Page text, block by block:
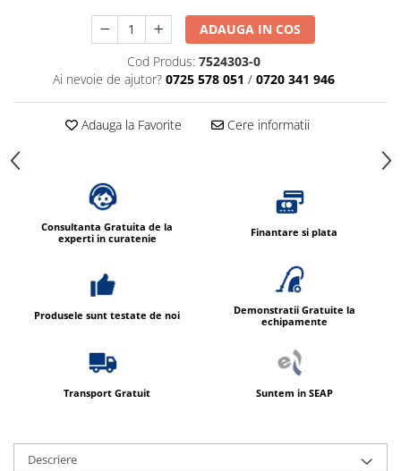
ADAUGA IN COS
Cod Produs: 7524303-0
Ai nevoie de ajutor? 0725 578 051 / 0720 341 946
Adauga la Favorite Cere informatii
Consultanta Gratuita de la
experti in curatenie
Finantare si plata
Produsele sunt testate de noi
Demonstratii Gratuite la
echipamente
Transport Gratuit Suntem in SEAP
Descriere